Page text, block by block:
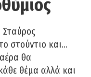
στούντιο και…
θα
θέμα αλλά και